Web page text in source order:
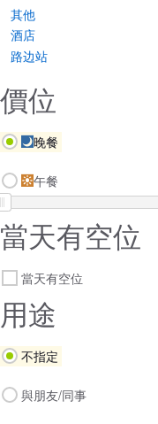
其他
酒店
路边站
價位
晚餐
午餐
當天有空位
當天有空位
用途
不指定
與朋友/同事